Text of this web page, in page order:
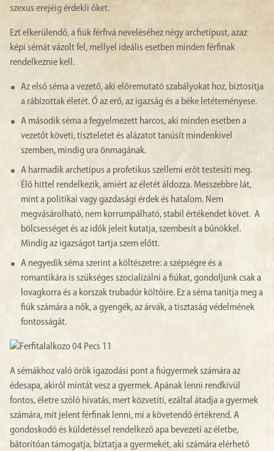
szexus erejéig érdekli őket.
Ezt elkerülendő, a fiúk férfivá neveléséhez négy archetípust, azaz
képi sémát vázolt fel, mellyel ideális esetben minden férfinak
rendelkeznie kell.
Az első séma a vezető, aki előremutató szabályokat hoz, biztosítja
a rábízottak életét. Ő az erő, az igazság és a béke letéteményese.
A második séma a fegyelmezett harcos, aki minden esetben a
vezetőt követi, tiszteletet és alázatot tanúsít mindenkivel
szemben, mindig ura önmagának.
A harmadik archetípus a profetikus szellemi erőt testesíti meg.
Élő hittel rendelkezik, amiért az életét áldozza. Messzebbre lát,
mint a politikai vagy gazdasági érdek és hatalom. Nem
megvásárolható, nem korrumpálható, stabil értékendet követ. A
bölcsességet és az idők jeleit kutatja, szembesít a bűnökkel.
Mindig az igazságot tartja szem előtt.
A negyedik séma szerint a költészetre: a szépségre és a
romantikára is szükséges szocializálni a fiúkat, gondoljunk csak a
lovagkorra és a korszak trubadúr költőire. Ez a séma tanítja meg a
fiúk számára a nők, a gyengék, az árvák, a tisztaság védelmének
fontosságát.
A sémákhoz való örök igazodási pont a fiúgyermek számára az
édesapa, akiről mintát vesz a gyermek. Apának lenni rendkívül
fontos, életre szóló hivatás, mert közvetíti, ezáltal átadja a gyermek
számára, mit jelent férfinak lenni, mi a követendő értékrend. A
gondoskodó és küldetéssel rendelkező apa bevezeti az életbe,
bátorítóan támogatja, bíztatja a gyermekét, aki számára elérhető